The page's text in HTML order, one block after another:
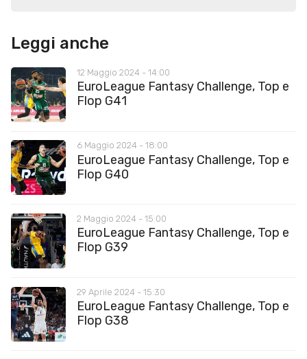
Leggi anche
12 Maggio 2024 - 14:00
EuroLeague Fantasy Challenge, Top e
Flop G41
6 Maggio 2024 - 18:00
EuroLeague Fantasy Challenge, Top e
Flop G40
2 Maggio 2024 - 15:00
EuroLeague Fantasy Challenge, Top e
Flop G39
29 Aprile 2024 - 15:30
EuroLeague Fantasy Challenge, Top e
Flop G38